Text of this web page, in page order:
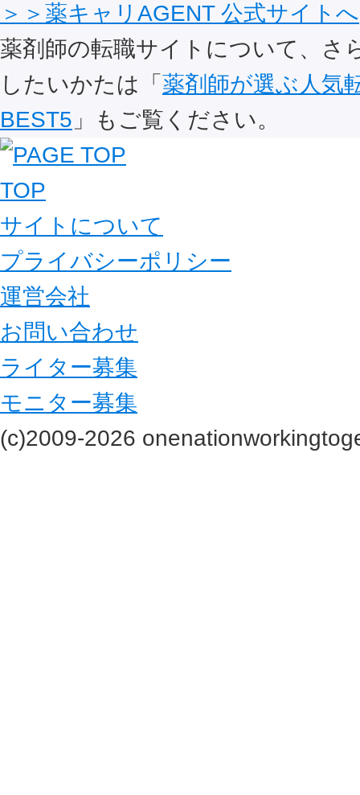
＞＞薬キャリAGENT 公式サイトへ
薬剤師の転職サイトについて、さ
したいかたは「 薬剤師が選ぶ人気
BEST5 」もご覧ください。
TOP
サイトについて
プライバシーポリシー
運営会社
お問い合わせ
ライター募集
モニター募集
(c)2009-2026